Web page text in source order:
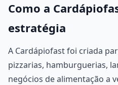
Como a
estratégia
A Cardápiofast foi criada
pizzarias, hamburguerias,
negócios de alimentação a